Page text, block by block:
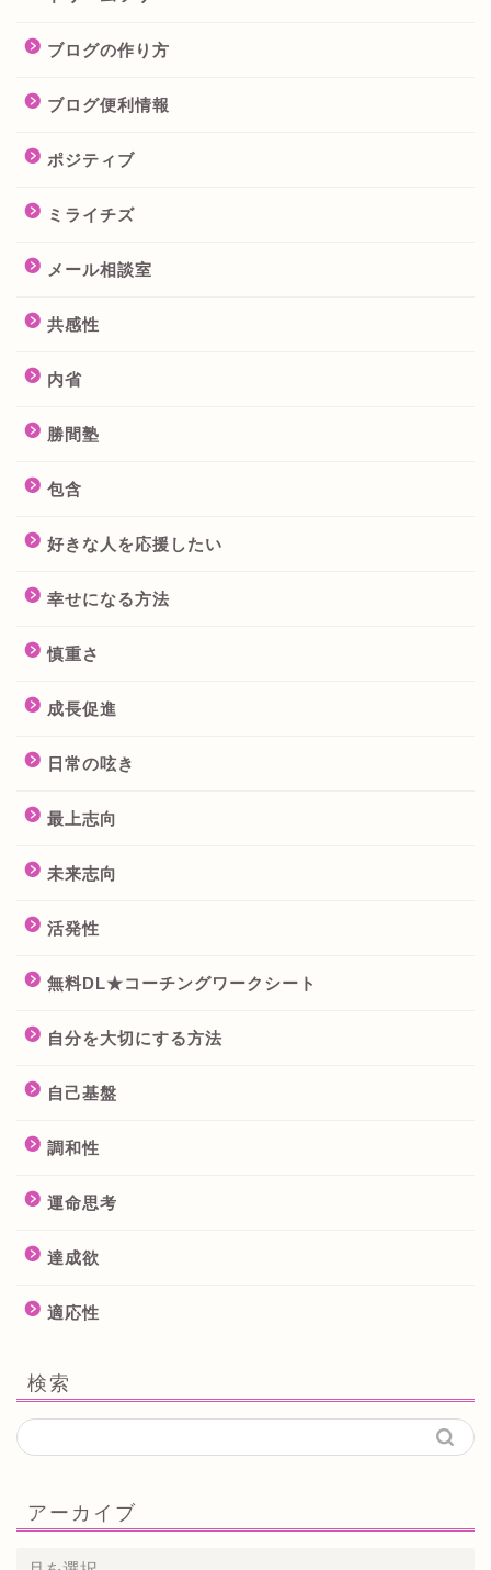
ブログの作り方
ブログ便利情報
ポジティブ
ミライチズ
メール相談室
共感性
内省
勝間塾
包含
好きな人を応援したい
幸せになる方法
慎重さ
成長促進
日常の呟き
最上志向
未来志向
活発性
無料DL★コーチングワークシート
自分を大切にする方法
自己基盤
調和性
運命思考
達成欲
適応性
検索
アーカイブ